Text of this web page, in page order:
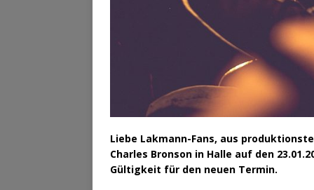
Liebe Lakmann-Fans, aus
Charles Bronson in Halle auf den
Gültigkeit für den neuen Termin.